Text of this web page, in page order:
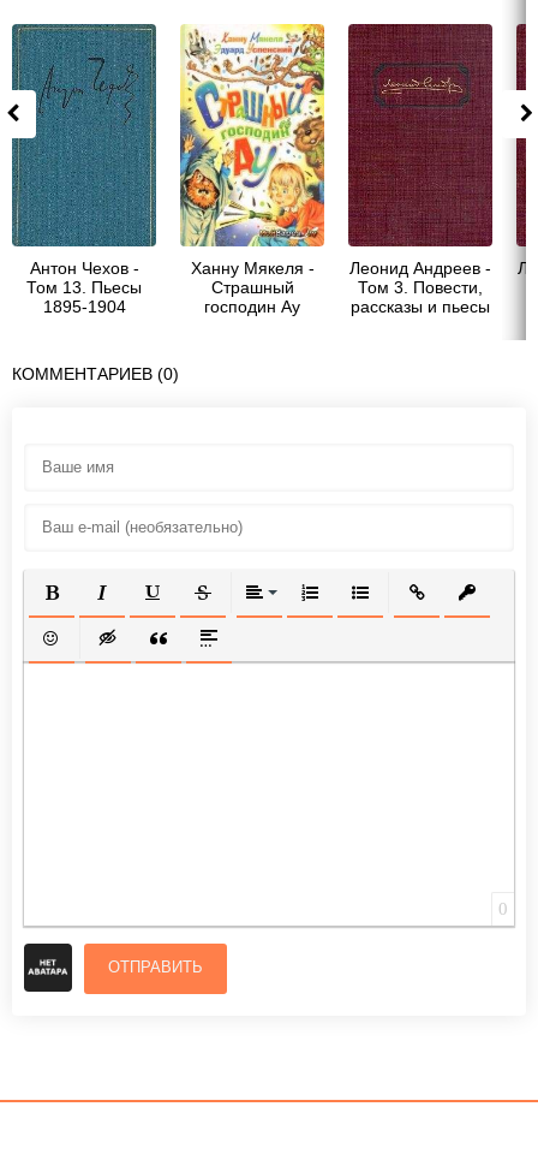
Антон Чехов -
Том 13. Пьесы
1895-1904
Ханну Мякеля -
Страшный
господин Ау
Леонид Андреев -
Том 3. Повести,
рассказы и пьесы
КОММЕНТАРИЕВ (0)
ПОЛУЖИРНЫЙ
КУРСИВПОДЧЕРКНУТЫЙ
ЗАЧЕРКНУТЫЙВЫРАВНИВАНИЕ
НУМЕРОВАННЫЙ СПИСОК
МАРКИРОВАННЫЙ
ВСТАВИТЬ
ВСТАВИТЬ СМАЙЛИК
ВСТАВКА СКРЫТОГО ТЕКСТА
ВСТАВКА ЦИТАТЫ
ВСТАВКА СПОЙЛЕРА
0
ОТПРАВИТЬ